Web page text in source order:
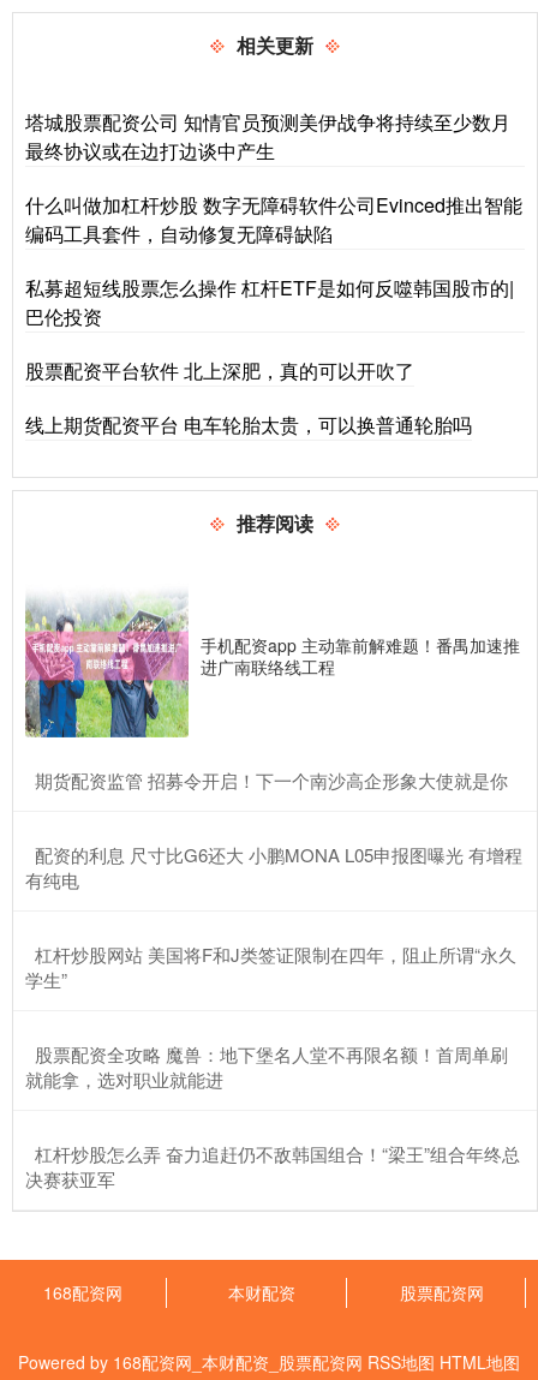
相关更新
塔城股票配资公司 知情官员预测美伊战争将持续至少数月
最终协议或在边打边谈中产生
什么叫做加杠杆炒股 数字无障碍软件公司Evinced推出智能
编码工具套件，自动修复无障碍缺陷
私募超短线股票怎么操作 杠杆ETF是如何反噬韩国股市的|
巴伦投资
股票配资平台软件 北上深肥，真的可以开吹了
线上期货配资平台 电车轮胎太贵，可以换普通轮胎吗
推荐阅读
手机配资app 主动靠前解难题！番禺加速推
进广南联络线工程
​期货配资监管 招募令开启！下一个南沙高企形象大使就是你
​配资的利息 尺寸比G6还大 小鹏MONA L05申报图曝光 有增程
有纯电
​杠杆炒股网站 美国将F和J类签证限制在四年，阻止所谓“永久
学生”
​股票配资全攻略 魔兽：地下堡名人堂不再限名额！首周单刷
就能拿，选对职业就能进
​杠杆炒股怎么弄 奋力追赶仍不敌韩国组合！“梁王”组合年终总
决赛获亚军
168配资网 本财配资 股票配资网
Powered by 168配资网_本财配资_股票配资网 RSS地图 HTML地图